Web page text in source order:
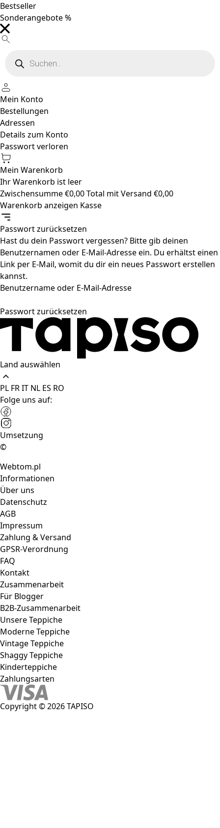
Bestseller
Sonderangebote %
search
Mein Konto
Bestellungen
Adressen
Details zum Konto
Passwort verloren
Mein Warenkorb
Ihr Warenkorb ist leer
Zwischensumme€0,00Total mit Versand €0,00
Warenkorb anzeigen Kasse
Passwort zurücksetzen
Hast du dein Passwort vergessen? Bitte gib deinen
Benutzernamen oder E-Mail-Adresse ein. Du erhältst einen
Link per E-Mail, womit du dir ein neues Passwort erstellen
kannst.
Benutzername oder E-Mail-Adresse
Passwort zurücksetzen
Land auswählen
PL FRIT NL ES RO
Folge uns auf:
Umsetzung
©
Webtom.pl
Informationen
Über uns
Datenschutz
AGB
Impressum
Zahlung & Versand
GPSR-Verordnung
FAQ
Kontakt
Zusammenarbeit
Für Blogger
B2B-Zusammenarbeit
Unsere Teppiche
Moderne Teppiche
Vintage Teppiche
Shaggy Teppiche
Kinderteppiche
Zahlungsarten
Copyright © 2026 TAPISO